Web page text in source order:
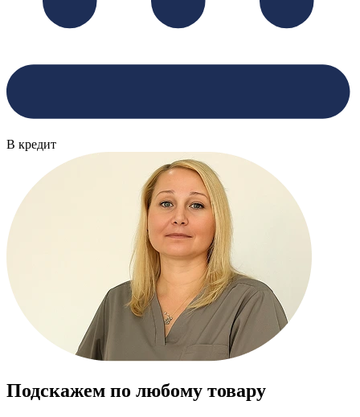
В кредит
Подскажем по любому товару